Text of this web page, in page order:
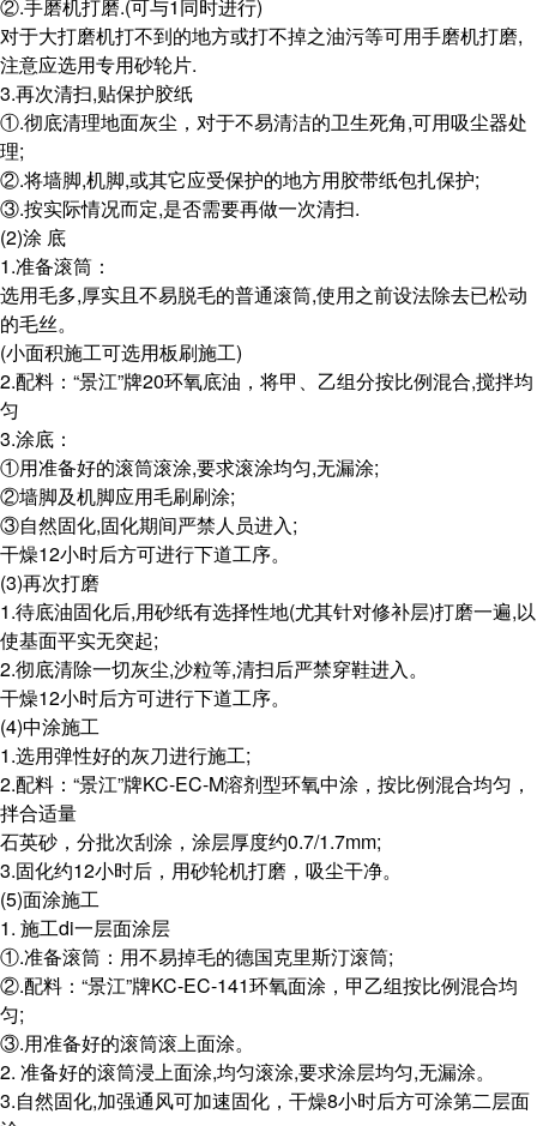
②.手磨机打磨.(可与1同时进行)
对于大打磨机打不到的地方或打不掉之油污等可用手磨机打磨,
注意应选用专用砂轮片.
3.再次清扫,贴保护胶纸
①.彻底清理地面灰尘，对于不易清洁的卫生死角,可用吸尘器处
理;
②.将墙脚,机脚,或其它应受保护的地方用胶带纸包扎保护;
③.按实际情况而定,是否需要再做一次清扫.
(2)涂 底
1.准备滚筒：
选用毛多,厚实且不易脱毛的普通滚筒,使用之前设法除去已松动
的毛丝。
(小面积施工可选用板刷施工)
2.配料：“景江”牌20环氧底油，将甲、乙组分按比例混合,搅拌均
匀
3.涂底：
①用准备好的滚筒滚涂,要求滚涂均匀,无漏涂;
②墙脚及机脚应用毛刷刷涂;
③自然固化,固化期间严禁人员进入;
干燥12小时后方可进行下道工序。
(3)再次打磨
1.待底油固化后,用砂纸有选择性地(尤其针对修补层)打磨一遍,以
使基面平实无突起;
2.彻底清除一切灰尘,沙粒等,清扫后严禁穿鞋进入。
干燥12小时后方可进行下道工序。
(4)中涂施工
1.选用弹性好的灰刀进行施工;
2.配料：“景江”牌KC-EC-M溶剂型环氧中涂，按比例混合均匀，
拌合适量
石英砂，分批次刮涂，涂层厚度约0.7/1.7mm;
3.固化约12小时后，用砂轮机打磨，吸尘干净。
(5)面涂施工
1. 施工di一层面涂层
①.准备滚筒：用不易掉毛的德国克里斯汀滚筒;
②.配料：“景江”牌KC-EC-141环氧面涂，甲乙组按比例混合均
匀;
③.用准备好的滚筒滚上面涂。
2. 准备好的滚筒浸上面涂,均匀滚涂,要求涂层均匀,无漏涂。
3.自然固化,加强通风可加速固化，干燥8小时后方可涂第二层面